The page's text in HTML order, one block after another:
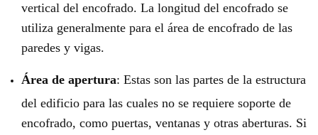
vertical del encofrado. La longitud del encofrado se
utiliza generalmente para el área de encofrado de las
paredes y vigas.
Área de apertura: Estas son las partes de la estructura
del edificio para las cuales no se requiere soporte de
encofrado, como puertas, ventanas y otras aberturas. Si